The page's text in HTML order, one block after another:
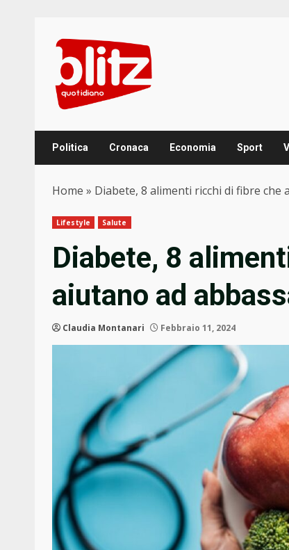
content
Politica Cronaca Economia Sport
Home » Diabete, 8 alimenti ricchi di fibre che
Lifestyle Salute
Diabete, 8
aiutano ad
Claudia Montanari Febbraio 11, 2024